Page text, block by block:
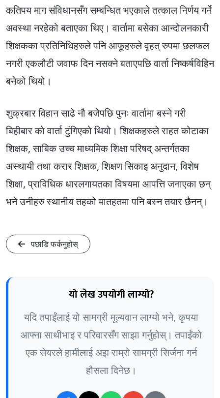
कतिपय माग संविधानसँग सम्बन्धित भएकाले तत्काल निर्णय गर्ने
अवस्था नरहेको बताएका थिए। वार्तामा बसेका आन्दोलनकारी
शिक्षकका प्रतिनिधिहरुले पनि आफूहरुले वृहत् रुपमा छलफल
नगरी एकलौटी जवाफ दिन नसक्ने बताएपछि वार्ता निष्कर्षविहिन
बनेको थियो।
शुक्रबार विहान साढे नौ बजेपछि पुनः वार्तामा बस्ने गरी
बिहीबार को वार्ता टुंगिएको थियो। शिक्षकहरुले राहत कोटाका
शिक्षक, साबिक उच्च माध्यमिक शिक्षा परिषद् अन्तर्गतका
अस्थायी तथा करार शिक्षक, शिक्षण सिकाइ अनुदान, विशेष
शिक्षा, प्राविधिक धारलगायतका विषयमा आपत्ति जनाएका छन्
भने उनीहरु स्थानीय तहको मातहतमा पनि बस्न तयार छैनन्।
पछाडि फर्कनुहोस्
यो लेख उपयोगी लाग्यो?
यदि तपाईंलाई यो सामग्री मूल्यवान लाग्यो भने, कृपया
आफ्ना साथीभाइ र परिवारसँग साझा गर्नुहोस्। तपाईंको
एक सेयरले हामीलाई अझ राम्रो सामग्री सिर्जना गर्न
हौसला दिनेछ।